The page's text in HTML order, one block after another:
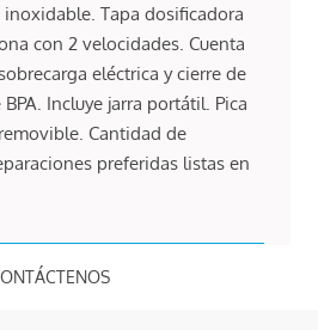
Tapa dosificadora
con 2 velocidades. Cuenta
eléctrica y cierre de
Incluye jarra portátil. Pica
Cantidad de
preferidas listas en